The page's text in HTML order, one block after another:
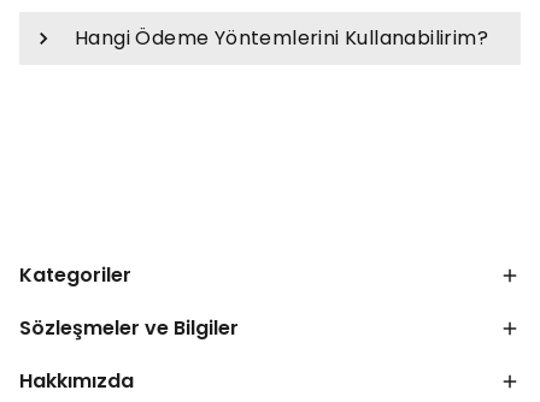
Hangi Ödeme Yöntemlerini Kullanabilirim?
Kategoriler
Sözleşmeler ve Bilgiler
Hakkımızda